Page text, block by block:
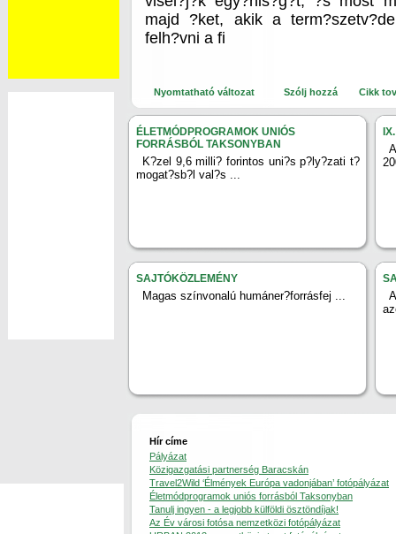
majd ?ket, akik a
felh?vni a fi
Nyomtatható változat Szólj hozzá Cikk
ÉLETMÓDPROGRAMOK UNIÓS
FORRÁSBÓL TAKSONYBAN
K?zel 9,6 milli? forintos uni?s p?ly?zati t?
mogat?sb?l val?s ...
SAJTÓKÖZLEMÉNY
Magas színvonalú humáner?forrásfej ...
Hír címe
Pályázat
Közigazgatási partnerség Baracskán
Travel2Wild ‘Élmények Európa vadonjában’ fotópályázat
Életmódprogramok uniós forrásból Taksonyban
Tanulj ingyen - a legjobb külföldi ösztöndíjak!
Az Év városi fotósa nemzetközi fotópályázat